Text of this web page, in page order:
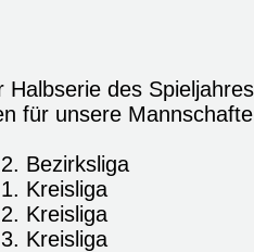
Halbserie des
für unsere
Bezirksliga
Kreisliga
Kreisliga
Kreisliga